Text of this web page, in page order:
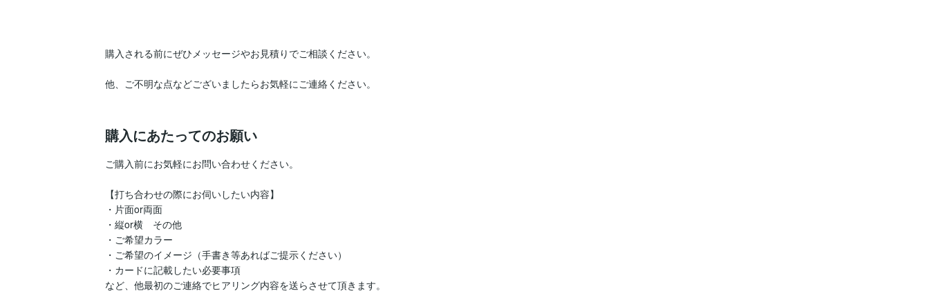
購入される前にぜひメッセージやお見積りでご相談ください。
他、ご不明な点などございましたらお気軽にご連絡ください。
購入にあたってのお願い
ご購入前にお気軽にお問い合わせください。
【打ち合わせの際にお伺いしたい内容】
・片面or両面
・縦or横　その他
・ご希望カラー
・ご希望のイメージ（手書き等あればご提示ください）
・カードに記載したい必要事項
など、他最初のご連絡でヒアリング内容を送らさせて頂きます。